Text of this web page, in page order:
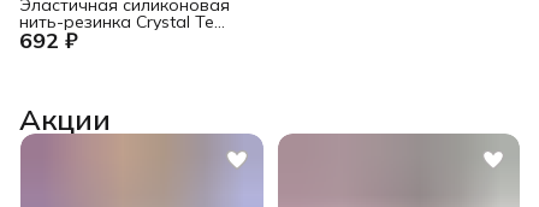
692 ₽
Эластичная силиконовая
нить-резинка Crystal Tec
прозрачная, леска
спандекс 0,4 мм., катушка
Акции